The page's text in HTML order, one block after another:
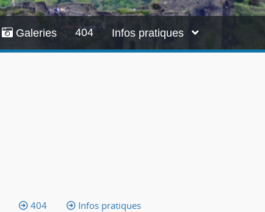
Galeries 404 Infos pratiques
404 Infos pratiques